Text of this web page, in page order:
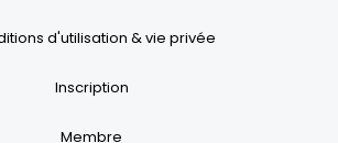
d'utilisation & vie privée
Inscription
Membre